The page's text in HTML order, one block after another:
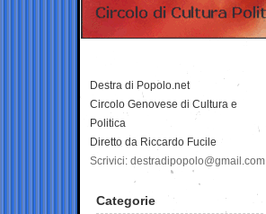
Destra di Popolo.net
Circolo Genovese di Cultura e
Politica
Diretto da Riccardo Fucile
Scrivici: destradipopolo@gmail.com
Categorie